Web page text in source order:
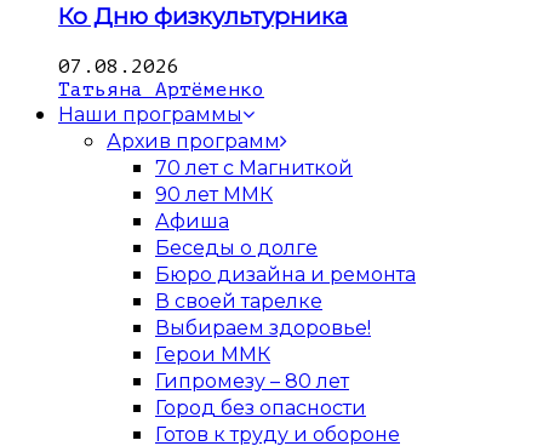
Ко Дню физкультурника
07.08.2026
Татьяна Артёменко
Наши программы
Архив программ
70 лет с Магниткой
90 лет ММК
Афиша
Беседы о долге
Бюро дизайна и ремонта
В своей тарелке
Выбираем здоровье!
Герои ММК
Гипромезу – 80 лет
Город без опасности
Готов к труду и обороне